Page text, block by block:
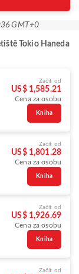
GMT+0
Tokio Haneda
Začít od
US$ 1,585.21
Cena za osobu
Kniha
Začít od
US$ 1,801.28
Cena za osobu
Kniha
Začít od
US$ 1,926.69
Cena za osobu
Kniha
Začít od